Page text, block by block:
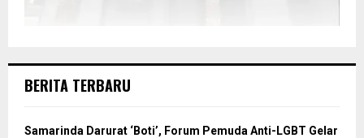
BERITA TERBARU
Samarinda Darurat ‘Boti’, Forum Pemuda Anti-LGBT Gelar